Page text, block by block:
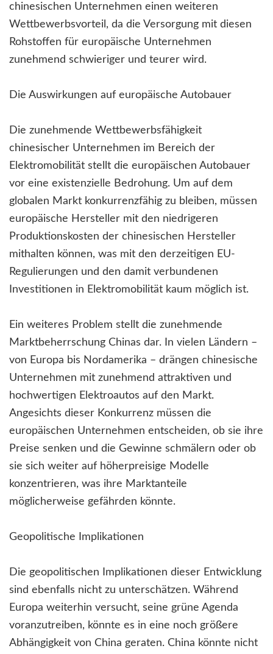
chinesischen Unternehmen einen weiteren
Wettbewerbsvorteil, da die Versorgung mit diesen
Rohstoffen für europäische Unternehmen
zunehmend schwieriger und teurer wird.
Die Auswirkungen auf europäische Autobauer
Die zunehmende Wettbewerbsfähigkeit
chinesischer Unternehmen im Bereich der
Elektromobilität stellt die europäischen Autobauer
vor eine existenzielle Bedrohung. Um auf dem
globalen Markt konkurrenzfähig zu bleiben, müssen
europäische Hersteller mit den niedrigeren
Produktionskosten der chinesischen Hersteller
mithalten können, was mit den derzeitigen EU-
Regulierungen und den damit verbundenen
Investitionen in Elektromobilität kaum möglich ist.
Ein weiteres Problem stellt die zunehmende
Marktbeherrschung Chinas dar. In vielen Ländern –
von Europa bis Nordamerika – drängen chinesische
Unternehmen mit zunehmend attraktiven und
hochwertigen Elektroautos auf den Markt.
Angesichts dieser Konkurrenz müssen die
europäischen Unternehmen entscheiden, ob sie ihre
Preise senken und die Gewinne schmälern oder ob
sie sich weiter auf höherpreisige Modelle
konzentrieren, was ihre Marktanteile
möglicherweise gefährden könnte.
Geopolitische Implikationen
Die geopolitischen Implikationen dieser Entwicklung
sind ebenfalls nicht zu unterschätzen. Während
Europa weiterhin versucht, seine grüne Agenda
voranzutreiben, könnte es in eine noch größere
Abhängigkeit von China geraten. China könnte nicht